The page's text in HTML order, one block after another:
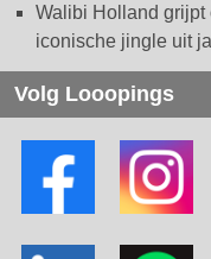
Walibi Holland grijpt
iconische jingle uit
Volg Looopings